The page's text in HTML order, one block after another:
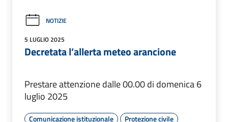
NOTIZIE
5 LUGLIO 2025
Decretata l’allerta meteo arancione
Prestare attenzione dalle 00.00 di domenica 6
luglio 2025
Comunicazione istituzionale Protezione civile